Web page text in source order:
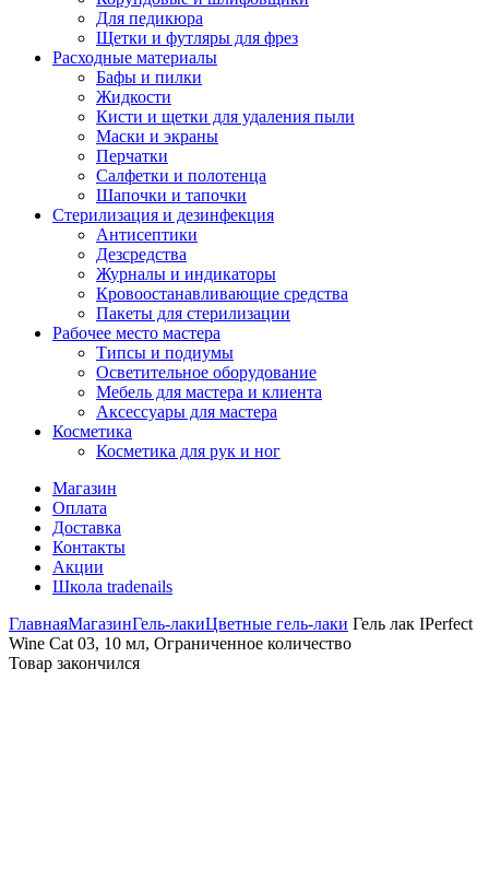
Для педикюра
Щетки и футляры для фрез
Расходные материалы
Бафы и пилки
Жидкости
Кисти и щетки для удаления пыли
Маски и экраны
Перчатки
Салфетки и полотенца
Шапочки и тапочки
Стерилизация и дезинфекция
Антисептики
Дезсредства
Журналы и индикаторы
Кровоостанавливающие средства
Пакеты для стерилизации
Рабочее место мастера
Типсы и подиумы
Осветительное оборудование
Мебель для мастера и клиента
Аксессуары для мастера
Косметика
Косметика для рук и ног
Магазин
Оплата
Доставка
Контакты
Акции
Школа tradenails
ГлавнаяМагазинГель-лакиЦветные гель-лаки Гель лак IPerfect
Wine Cat 03, 10 мл, Ограниченное количество
Товар закончился